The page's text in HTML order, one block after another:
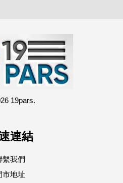
19pars.
連結
繫我們
市地址